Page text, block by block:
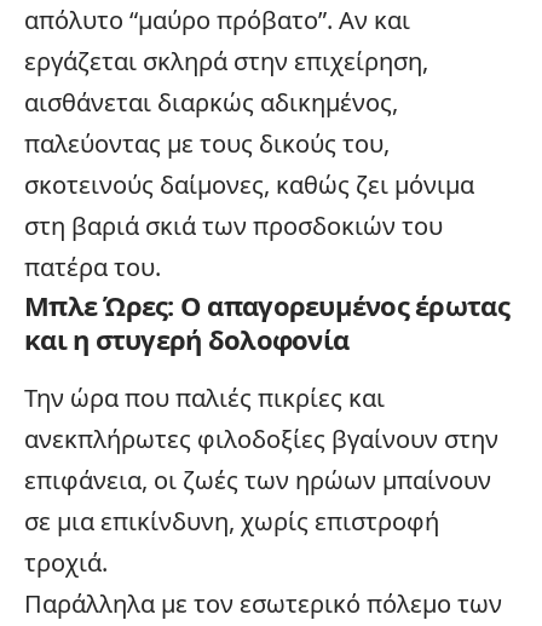
απόλυτο “μαύρο πρόβατο”. Αν και
εργάζεται σκληρά στην επιχείρηση,
αισθάνεται διαρκώς αδικημένος,
παλεύοντας με τους δικούς του,
σκοτεινούς δαίμονες, καθώς ζει μόνιμα
στη βαριά σκιά των προσδοκιών του
πατέρα του.
Μπλε Ώρες: Ο απαγορευμένος έρωτας
και η στυγερή δολοφονία
Την ώρα που παλιές πικρίες και
ανεκπλήρωτες φιλοδοξίες βγαίνουν στην
επιφάνεια, οι ζωές των ηρώων μπαίνουν
σε μια επικίνδυνη, χωρίς επιστροφή
τροχιά.
Παράλληλα με τον εσωτερικό πόλεμο των